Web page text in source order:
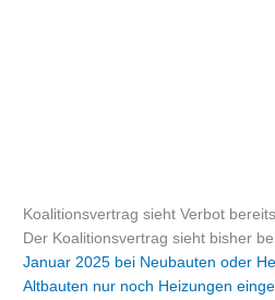
Koalitionsvertrag sieht Verbot
Der Koalitionsvertrag sieht bisher
Januar 2025 bei Neubauten oder
Altbauten nur noch Heizungen